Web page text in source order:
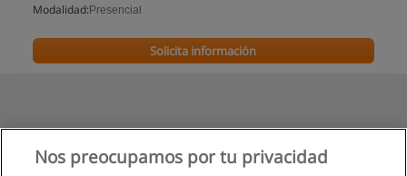
Modalidad: Presencial
Solicita información
Nos preocupamos por tu privacidad